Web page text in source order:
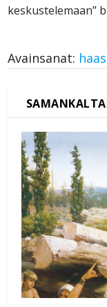
keskustelemaan”
Avainsanat: